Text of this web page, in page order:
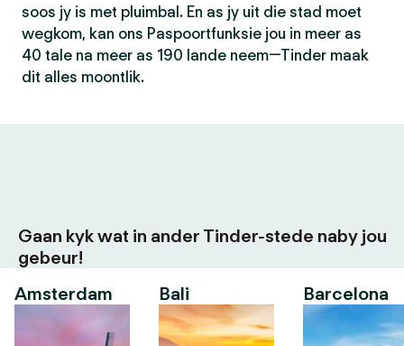
soos jy is met pluimbal. En as jy uit die stad moet
wegkom, kan ons Paspoortfunksie jou in meer as
40 tale na meer as 190 lande neem—Tinder maak
dit alles moontlik.
Gaan kyk wat in ander Tinder-stede naby jou
gebeur!
Amsterdam
Bali Barcelona